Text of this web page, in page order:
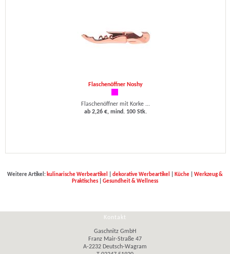
Flaschenöffner Noshy
Flaschenöffner mit Korke ...
ab 2,26 €, mind. 100 Stk.
Weitere Artikel: kulinarische Werbeartikel dekorative Werbeartikel Küche
Werkzeug &
Praktisches
Gesundheit & Wellness
Kontakt
Gaschnitz GmbH
Franz Mair-Straße 47
A-2232 Deutsch-Wagram